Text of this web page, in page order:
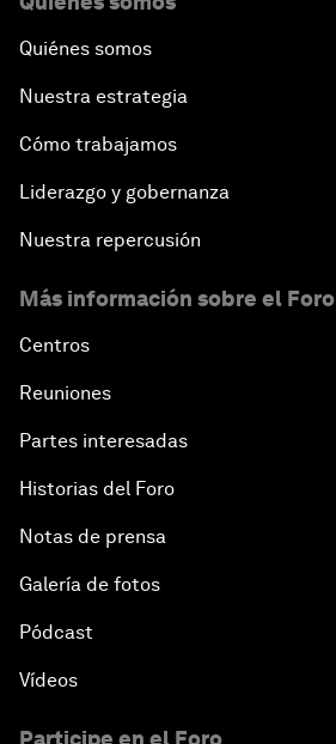
Quiénes somos
Nuestra estrategia
Cómo trabajamos
Liderazgo y gobernanza
Nuestra repercusión
Más información sobre el Foro
Centros
Reuniones
Partes interesadas
Historias del Foro
Notas de prensa
Galería de fotos
Pódcast
Vídeos
Participe en el Foro